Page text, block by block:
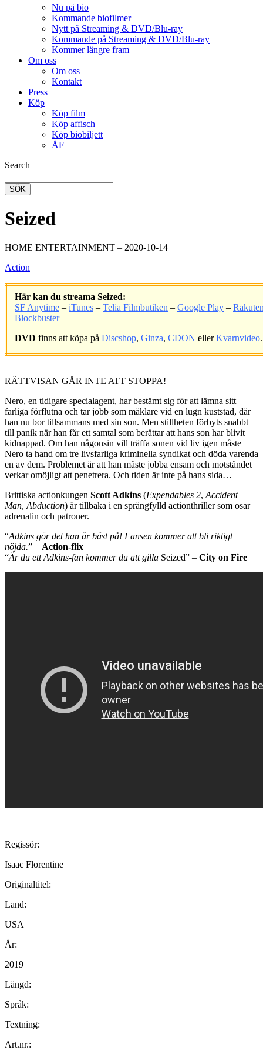
Nu på bio
Kommande biofilmer
Nytt på Streaming & DVD/Blu-ray
Kommande på Streaming & DVD/Blu-ray
Kommer längre fram
Om oss
Om oss
Kontakt
Press
Köp
Köp film
Köp affisch
Köp biobiljett
ÅF
Search
SÖK
Seized
HOME ENTERTAINMENT – 2020-10-14
Action
Här kan du streama Seized:
SF Anytime – iTunes – Telia Filmbutiken – Google Play –
Blockbuster
DVD finns att köpa på Discshop, Ginza, CDON ellerKvarnvideo.
RÄTTVISAN GÅR INTE ATT STOPPA!
Nero, en tidigare specialagent, har bestämt sig för att lämna sitt
farliga förflutna och tar jobb som mäklare vid en lugn kuststad, där
han nu bor tillsammans med sin son. Men stillheten förbyts snabbt
till panik när han får ett samtal som berättar att hans son har blivit
kidnappad. Om han någonsin vill träffa sonen vid liv igen måste
Nero ta hand om tre livsfarliga kriminella syndikat och döda varenda
en av dem. Problemet är att han måste jobba ensam och motståndet
verkar omöjligt att penetrera. Och tiden är inte på hans sida…
Brittiska actionkungen Scott Adkins (Expendables 2, Accident
Man, Abduction) är tillbaka i en sprängfylld actionthriller som osar
adrenalin och patroner.
“Adkins gör det han är bäst på! Fansen kommer att bli riktigt
nöjda.” – Action-flix
“Är du ett Adkins-fan kommer du att gilla Seized” – City on Fire
Regissör:
Isaac Florentine
Originaltitel:
Land:
USA
År:
2019
Längd:
Språk:
Textning:
Art.nr.: